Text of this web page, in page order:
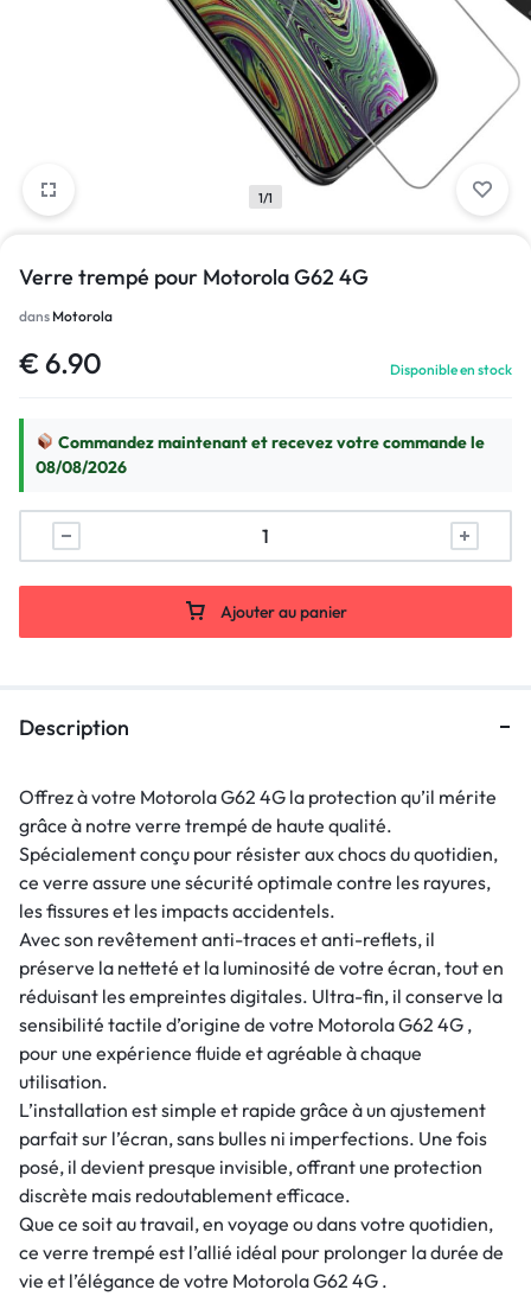
1/1
Verre trempé pour Motorola G62 4G
dans Motorola
€ 6.90 Disponible en stock
Commandez maintenant et recevez votre commande le
08/08/2026
Ajouter au panier
Description
Offrez à votre Motorola G62 4G la protection qu’il mérite
grâce à notre verre trempé de haute qualité.
Spécialement conçu pour résister aux chocs du quotidien,
ce verre assure une sécurité optimale contre les rayures,
les fissures et les impacts accidentels.
Avec son revêtement anti-traces et anti-reflets, il
préserve la netteté et la luminosité de votre écran, tout en
réduisant les empreintes digitales. Ultra-fin, il conserve la
sensibilité tactile d’origine de votre Motorola G62 4G ,
pour une expérience fluide et agréable à chaque
utilisation.
L’installation est simple et rapide grâce à un ajustement
parfait sur l’écran, sans bulles ni imperfections. Une fois
posé, il devient presque invisible, offrant une protection
discrète mais redoutablement efficace.
Que ce soit au travail, en voyage ou dans votre quotidien,
ce verre trempé est l’allié idéal pour prolonger la durée de
vie et l’élégance de votre Motorola G62 4G .